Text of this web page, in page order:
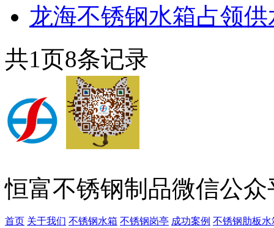
龙海不锈钢水箱占领
共1页8条记录
恒富不锈钢制品微信公众
首页 关于我们 不锈钢水箱 不锈钢岗亭 成功案例 不锈钢肋板水